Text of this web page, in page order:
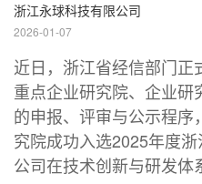
浙江永球科技有限公司
2026-01-07
近日，浙江省经信部门
重点企业研究院、企业
的申报、评审与公示程
究院成功入选2025年度
公司在技术创新与研发体